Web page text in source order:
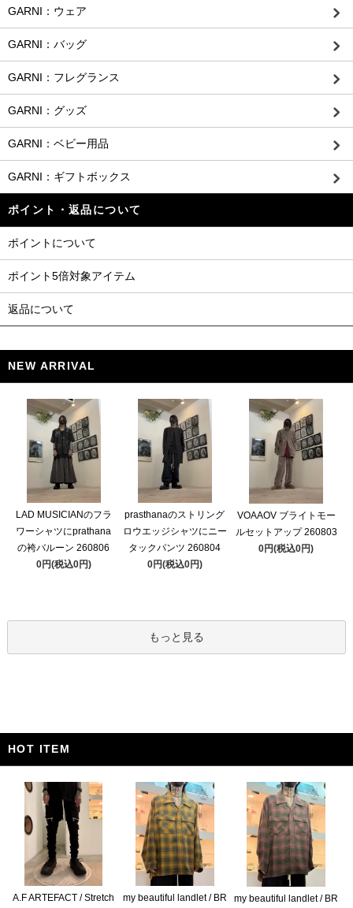
GARNI：ウェア
GARNI：バッグ
GARNI：フレグランス
GARNI：グッズ
GARNI：ベビー用品
GARNI：ギフトボックス
ポイント・返品について
ポイントについて
ポイント5倍対象アイテム
返品について
NEW ARRIVAL
LAD MUSICIANのフラ
ワーシャツにprathana
の袴バルーン 260806
0円(税込0円)
prasthanaのストリング
ロウエッジシャツにニー
タックパンツ 260804
0円(税込0円)
VOAAOV ブライトモー
ルセットアップ 260803
0円(税込0円)
もっと見る
HOT ITEM
A.F ARTEFACT / Stretch my beautiful landlet / BR my beautiful landlet / BR